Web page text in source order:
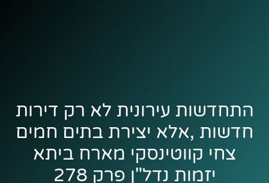
התחדשות עירונית לא רק דירות
חדשות ,אלא יצירת בתים חמים
צחי קווטינסקי מארח ביתא
יזמות נדל"ן פרק 278